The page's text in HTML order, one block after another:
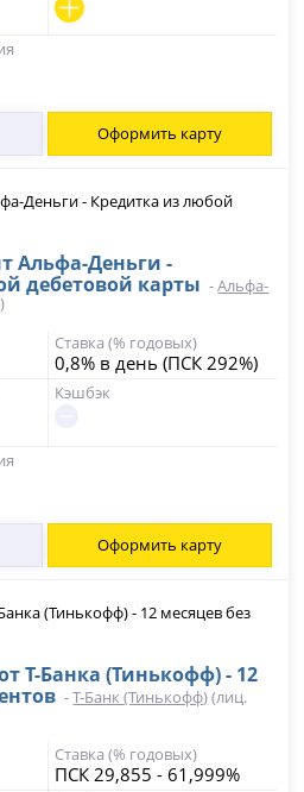
Оформить карту
Альфа-Деньги -
дебетовой карты -Альфа-
Ставка (% годовых)
0,8% в день (ПСК 292%)
Кэшбэк
Оформить карту
Т-Банка (Тинькофф) - 12
-Т-Банк (Тинькофф)(лиц.
Ставка (% годовых)
ПСК 29,855 - 61,999%